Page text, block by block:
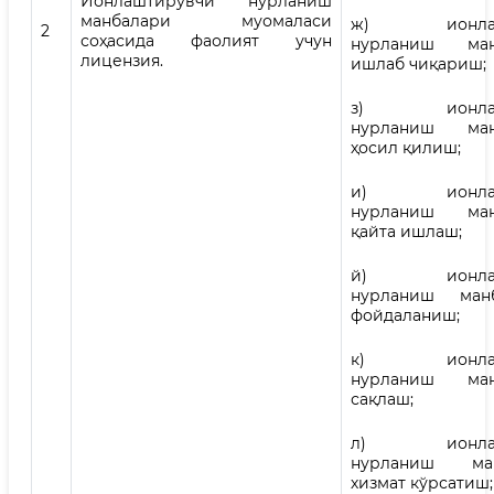
2
манбалари муомаласи
соҳасида фаолият учун
лицензия.
ж)
нурланиш
ишлаб чиқариш;
з)
нурланиш
ҳосил қилиш;
и)
нурланиш
қайта ишлаш;
й)
нурланиш
фойдаланиш;
к)
нурланиш
сақлаш;
л)
нурланиш
хизмат кўрсатиш;